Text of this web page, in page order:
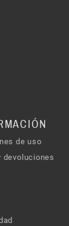
de uso
devoluciones